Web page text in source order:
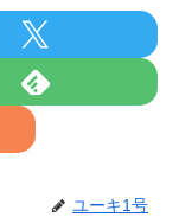
ユーキ1号